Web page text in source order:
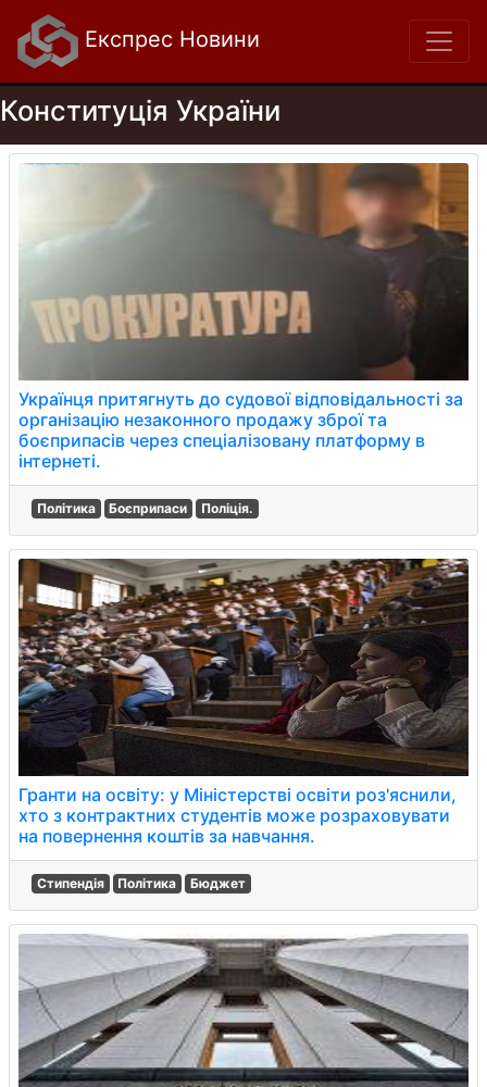
Експрес Новини
Конституція України
Українця притягнуть до судової відповідальності за
організацію незаконного продажу зброї та
боєприпасів через спеціалізовану платформу в
інтернеті.
Політика Боєприпаси Поліція.
Гранти на освіту: у Міністерстві освіти роз'яснили,
хто з контрактних студентів може розраховувати
на повернення коштів за навчання.
Стипендія Політика Бюджет